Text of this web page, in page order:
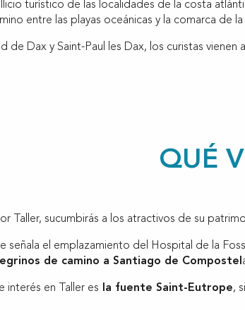
turístico de las localidades de la costa
entre las playas oceánicas y la comarca de la
de Dax y Saint-Paul les Dax, los curistas vienen
QUÉ
Taller, sucumbirás a los atractivos de su
señala el emplazamiento del Hospital de la
de camino a Santiago de Compostel
interés en Taller es la fuente Saint-Eutrope,